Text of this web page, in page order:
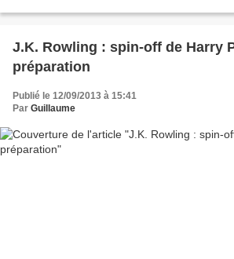
J.K. Rowling : spin-off de Harry
préparation
Publié le 12/09/2013 à 15:41
Par Guillaume